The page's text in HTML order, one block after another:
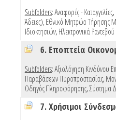
Subfolders:Αναφορές - Καταγγελίες,
Άδειες),Εθνικό Μητρώο Τήρησης
Ιδιοκτησιών,Ηλεκτρονικά Ραντεβού
Subfolders:Αξιολόγηση Κινδύνου
Παραβάσεων Πυροπροστασίας,
Οδηγός Πληροφόρησης,Σύστημα
7. Χρήσιμοι